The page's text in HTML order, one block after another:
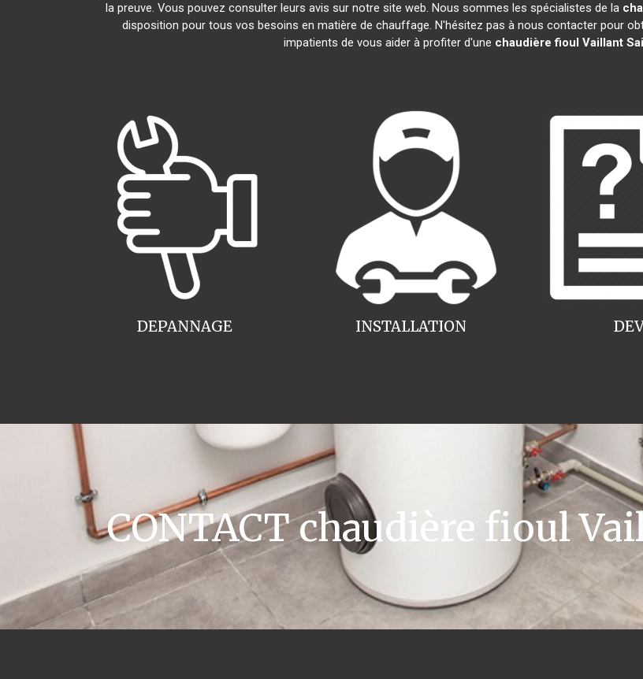
la preuve. Vous pouvez consulter leurs avis sur notre site web. Nous sommes les spécialistes de la
disposition pour tous vos besoins en matière de chauffage. N'hésitez pas à nous contacter pour
impatients de vous aider à profiter d'une chaudière fioul Vaillant
INSTALLATION
DEPANNAGE
CONTACT chaudière fioul